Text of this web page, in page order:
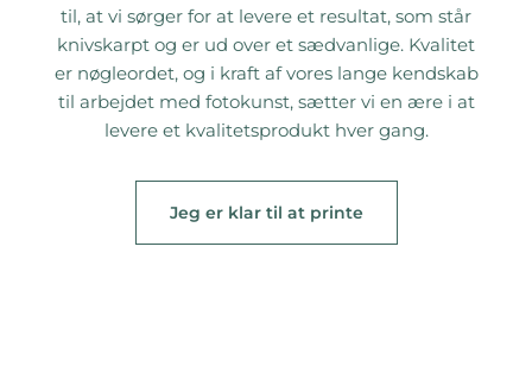
til, at vi sørger for at levere et resultat, som står
knivskarpt og er ud over et sædvanlige. Kvalitet
er nøgleordet, og i kraft af vores lange kendskab
til arbejdet med fotokunst, sætter vi en ære i at
levere et kvalitetsprodukt hver gang.
Jeg er klar til at printe